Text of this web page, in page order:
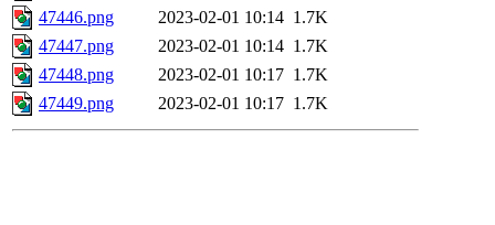
47446.png
2023-02-01 10:14 1.7K
47447.png
2023-02-01 10:14 1.7K
47448.png
2023-02-01 10:17 1.7K
47449.png
2023-02-01 10:17 1.7K